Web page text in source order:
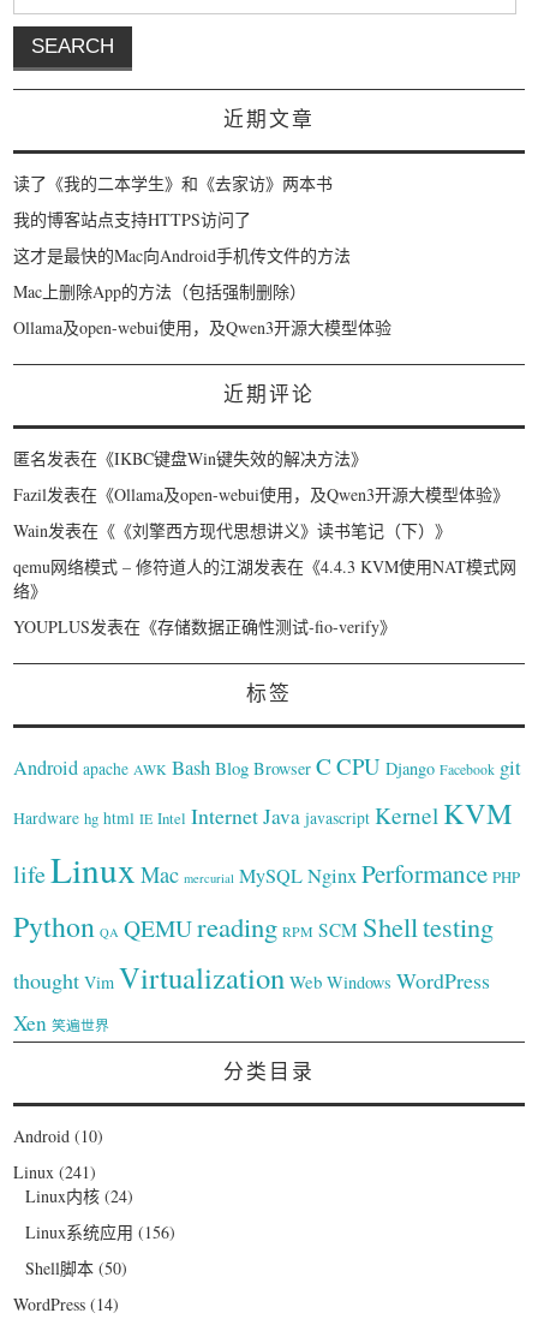
近期文章
读了《我的二本学生》和《去家访》两本书
我的博客站点支持HTTPS访问了
这才是最快的Mac向Android手机传文件的方法
Mac上删除App的方法（包括强制删除）
Ollama及open-webui使用，及Qwen3开源大模型体验
近期评论
匿名发表在《IKBC键盘Win键失效的解决方法》
Fazil发表在《Ollama及open-webui使用，及Qwen3开源大模型体验》
Wain发表在《 《刘擎西方现代思想讲义》读书笔记（下）》
qemu网络模式 – 修符道人的江湖发表在《4.4.3 KVM使用NAT模式网
络》
YOUPLUS发表在《存储数据正确性测试-fio-verify》
标签
Android apache AWK Bash Blog Browser C CPU Django Facebook git
Hardware hg html IE Intel InternetJava javascript Kernel KVM
lifeLinux Mac mercurial MySQLNginxPerformance PHP
Python QA QEMUreading RPM SCM Shelltesting
thought Vim Virtualization Web Windows WordPress
Xen 笑遍世界
分类目录
Android (10)
Linux (241)
Linux内核 (24)
Linux系统应用 (156)
Shell脚本 (50)
WordPress (14)